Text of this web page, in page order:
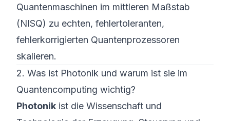
Quantenmaschinen im mittleren Maßstab
(NISQ) zu echten, fehlertoleranten,
fehlerkorrigierten Quantenprozessoren
skalieren.
2. Was ist Photonik und warum ist sie im
Quantencomputing wichtig?
Photonik ist die Wissenschaft und